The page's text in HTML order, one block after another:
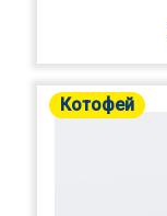
Котофей